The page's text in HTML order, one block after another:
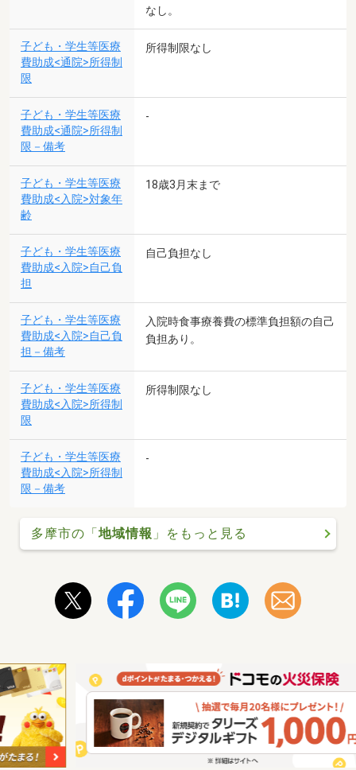
なし。
子ども・学生等医療
費助成<通院>所得制
限
所得制限なし
子ども・学生等医療
費助成<通院>所得制
限－備考
-
子ども・学生等医療
費助成<入院>対象年
齢
18歳3月末まで
子ども・学生等医療
費助成<入院>自己負
担
自己負担なし
子ども・学生等医療
費助成<入院>自己負
担－備考
入院時食事療養費の標準負担額の自己
負担あり。
子ども・学生等医療
費助成<入院>所得制
限
所得制限なし
子ども・学生等医療
費助成<入院>所得制
限－備考
-
多摩市の「 地域情報 」をもっと見る